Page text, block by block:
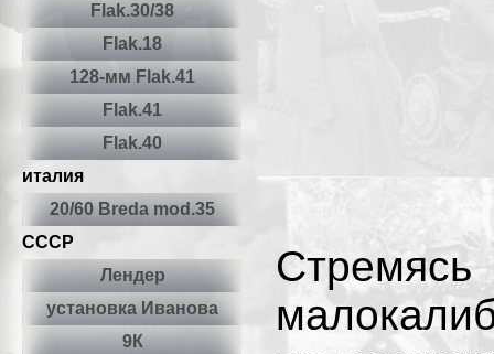
Flak.30/38
Flаk.18
128-мм Flаk.41
Flаk.41
Flаk.40
италия
20/60 Breda mod.35
СССР
Лендер
установка Иванова
9К